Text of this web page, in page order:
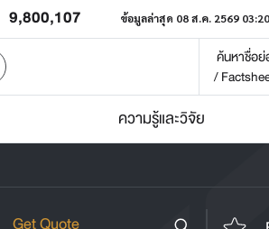
9,800,107 ข้อมูลล่าสุด 08 ส.ค. 2569
ค้นหาชื่อย่
/
ความรู้และวิจัย